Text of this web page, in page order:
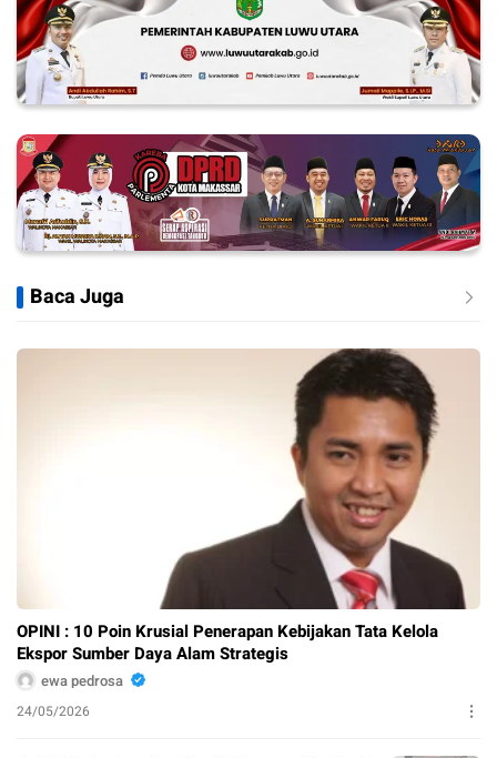
Baca Juga
OPINI : 10 Poin Krusial Penerapan Kebijakan Tata Kelola
Ekspor Sumber Daya Alam Strategis
ewa pedrosa
24/05/2026